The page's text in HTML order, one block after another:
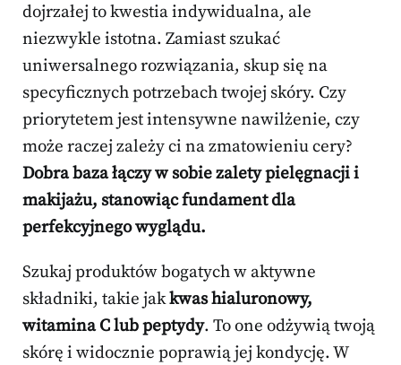
dojrzałej to kwestia indywidualna, ale
niezwykle istotna. Zamiast szukać
uniwersalnego rozwiązania, skup się na
specyficznych potrzebach twojej skóry. Czy
priorytetem jest intensywne nawilżenie, czy
może raczej zależy ci na zmatowieniu cery?
Dobra baza łączy w sobie zalety pielęgnacji i
makijażu, stanowiąc fundament dla
perfekcyjnego wyglądu.
Szukaj produktów bogatych w aktywne
składniki, takie jakkwas hialuronowy,
witamina C lub peptydy. To one odżywią twoją
skórę i widocznie poprawią jej kondycję. W